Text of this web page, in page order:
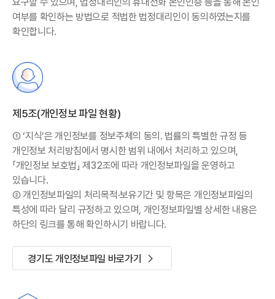
여부를 확인하는 방법으로 적법한 법정대리인이 동의하였는지를
확인합니다.
제5조(개인정보 파일 현황)
① ‘지식’은 개인정보를 정보주체의 동의. 법률의 특별한 규정 등
개인정보 처리방침에서 명시한 범위 내에서 처리하고 있으며,
「개인정보 보호법」 제32조에 따라 개인정보파일을 운영하고
있습니다.
② 개인정보파일의 처리목적·보유기간 및 항목은 개인정보파일의
특성에 따라 달리 규정하고 있으며, 개인정보파일별 상세한 내용은
하단의 링크를 통해 확인하시기 바랍니다.
경기도 개인정보파일 바로가기